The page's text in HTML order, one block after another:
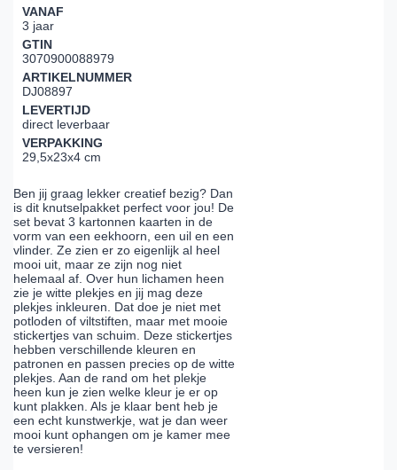
VANAF
3 jaar
GTIN
3070900088979
ARTIKELNUMMER
DJ08897
LEVERTIJD
direct leverbaar
VERPAKKING
29,5x23x4 cm
Ben jij graag lekker creatief bezig? Dan
is dit knutselpakket perfect voor jou! De
set bevat 3 kartonnen kaarten in de
vorm van een eekhoorn, een uil en een
vlinder. Ze zien er zo eigenlijk al heel
mooi uit, maar ze zijn nog niet
helemaal af. Over hun lichamen heen
zie je witte plekjes en jij mag deze
plekjes inkleuren. Dat doe je niet met
potloden of viltstiften, maar met mooie
stickertjes van schuim. Deze stickertjes
hebben verschillende kleuren en
patronen en passen precies op de witte
plekjes. Aan de rand om het plekje
heen kun je zien welke kleur je er op
kunt plakken. Als je klaar bent heb je
een echt kunstwerkje, wat je dan weer
mooi kunt ophangen om je kamer mee
te versieren!